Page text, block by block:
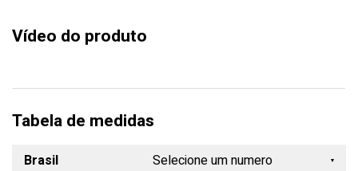
Vídeo do produto
Tabela de medidas
Brasil Selecione um numero